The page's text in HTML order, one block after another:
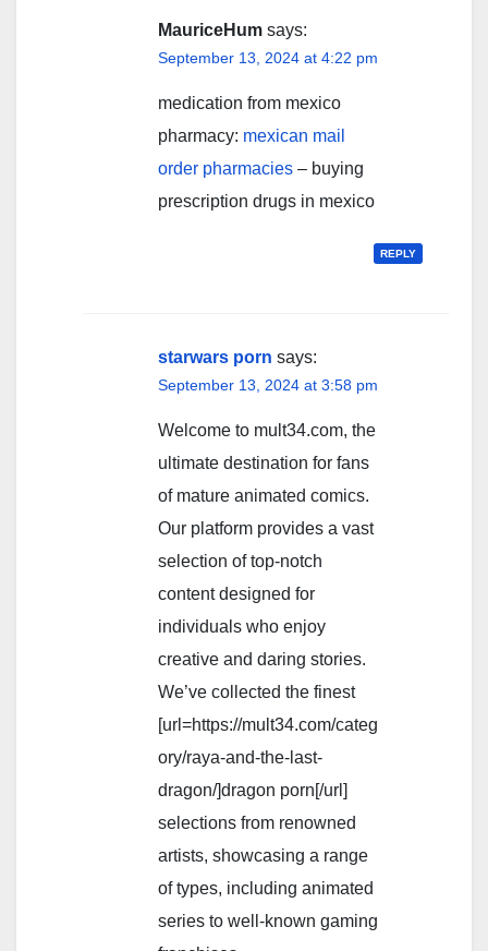
MauriceHum says:
September 13, 2024 at 4:22 pm
medication from mexico
pharmacy: mexican mail
order pharmacies – buying
prescription drugs in mexico
REPLY
starwars porn says:
September 13, 2024 at 3:58 pm
Welcome to mult34.com, the
ultimate destination for fans
of mature animated comics.
Our platform provides a vast
selection of top-notch
content designed for
individuals who enjoy
creative and daring stories.
We’ve collected the finest
[url=https://mult34.com/categ
ory/raya-and-the-last-
dragon/]dragon porn[/url]
selections from renowned
artists, showcasing a range
of types, including animated
series to well-known gaming